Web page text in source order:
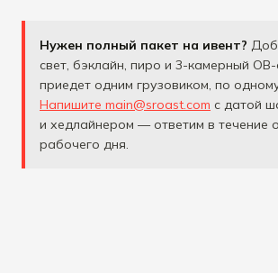
Нужен полный пакет на ивент?
свет, бэклайн, пиро и 3-камерный
приедет одним грузовиком, по
Напишите main@sroast.com с датой
и хедлайнером — ответим в течение
рабочего дня.